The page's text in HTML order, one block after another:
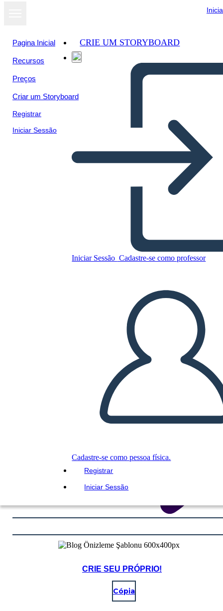
Pagina Inicial
Recursos
Preços
Criar um Storyboard
Registrar
Iniciar Sessão
CRIE UM STORYBOARD
Iniciar Sessão Cadastre-se como professor
Cadastre-se como pessoa física.
Registrar
Iniciar Sessão
Blog Önizleme Şablonu
Copie este storyboard
CRIAR UM STORYBOARD
LEIA PRA MIM
CRIE SEU PRÓPRIO!
Cópia